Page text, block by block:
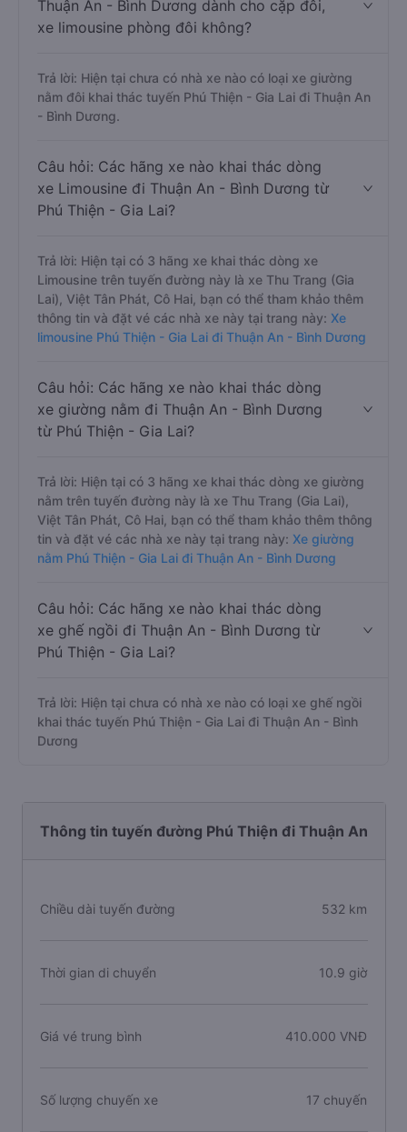
Thuận An - Bình Dương dành cho cặp đôi,
xe limousine phòng đôi không?
Trả lời: Hiện tại chưa có nhà xe nào có loại xe giường
nằm đôi khai thác tuyến Phú Thiện - Gia Lai đi Thuận An
- Bình Dương.
Câu hỏi: Các hãng xe nào khai thác dòng
xe Limousine đi Thuận An - Bình Dương từ
Phú Thiện - Gia Lai?
Trả lời: Hiện tại có 3 hãng xe khai thác dòng xe
Limousine trên tuyến đường này là xe Thu Trang (Gia
Lai), Việt Tân Phát, Cô Hai, bạn có thể tham khảo thêm
thông tin và đặt vé các nhà xe này tại trang này: Xe
limousine Phú Thiện - Gia Lai đi Thuận An - Bình Dương
Câu hỏi: Các hãng xe nào khai thác dòng
xe giường nằm đi Thuận An - Bình Dương
từ Phú Thiện - Gia Lai?
Trả lời: Hiện tại có 3 hãng xe khai thác dòng xe giường
nằm trên tuyến đường này là xe Thu Trang (Gia Lai),
Việt Tân Phát, Cô Hai, bạn có thể tham khảo thêm thông
tin và đặt vé các nhà xe này tại trang này: Xe giường
nằm Phú Thiện - Gia Lai đi Thuận An - Bình Dương
Câu hỏi: Các hãng xe nào khai thác dòng
xe ghế ngồi đi Thuận An - Bình Dương từ
Phú Thiện - Gia Lai?
Trả lời: Hiện tại chưa có nhà xe nào có loại xe ghế ngồi
khai thác tuyến Phú Thiện - Gia Lai đi Thuận An - Bình
Dương
Thông tin tuyến đường Phú Thiện đi Thuận An
Chiều dài tuyến đường 532 km
Thời gian di chuyển 10.9 giờ
Giá vé trung bình 410.000 VNĐ
Số lượng chuyến xe 17 chuyến